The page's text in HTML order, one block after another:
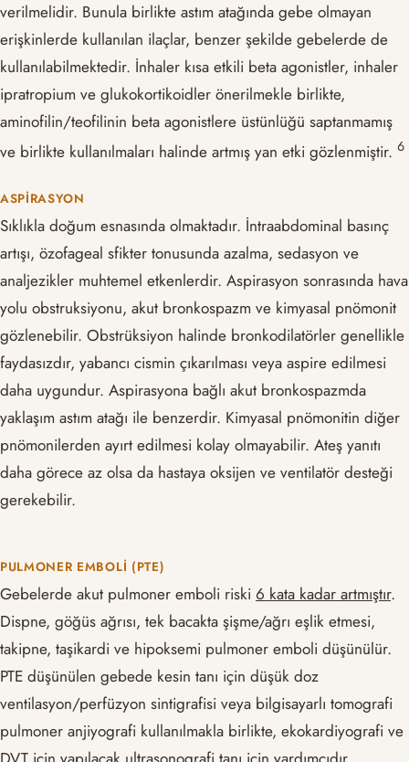
verilmelidir. Bunula birlikte astım atağında gebe olmayan
erişkinlerde kullanılan ilaçlar, benzer şekilde gebelerde de
kullanılabilmektedir. İnhaler kısa etkili beta agonistler, inhaler
ipratropium ve glukokortikoidler önerilmekle birlikte,
aminofilin/teofilinin beta agonistlere üstünlüğü saptanmamış
ve birlikte kullanılmaları halinde artmış yan etki gözlenmiştir. ​6​
ASPIRASYON
Sıklıkla doğum esnasında olmaktadır. İntraabdominal basınç
artışı, özofageal sfikter tonusunda azalma, sedasyon ve
analjezikler muhtemel etkenlerdir. Aspirasyon sonrasında hava
yolu obstruksiyonu, akut bronkospazm ve kimyasal pnömonit
gözlenebilir. Obstrüksiyon halinde bronkodilatörler genellikle
faydasızdır, yabancı cismin çıkarılması veya aspire edilmesi
daha uygundur. Aspirasyona bağlı akut bronkospazmda
yaklaşım astım atağı ile benzerdir. Kimyasal pnömonitin diğer
pnömonilerden ayırt edilmesi kolay olmayabilir. Ateş yanıtı
daha görece az olsa da hastaya oksijen ve ventilatör desteği
gerekebilir.
PULMONER EMBOLI (PTE)
Gebelerde akut pulmoner emboli riski 6 kata kadar artmıştır.
Dispne, göğüs ağrısı, tek bacakta şişme/ağrı eşlik etmesi,
takipne, taşikardi ve hipoksemi pulmoner emboli düşünülür.
PTE düşünülen gebede kesin tanı için düşük doz
ventilasyon/perfüzyon sintigrafisi veya bilgisayarlı tomografi
pulmoner anjiyografi kullanılmakla birlikte, ekokardiyografi ve